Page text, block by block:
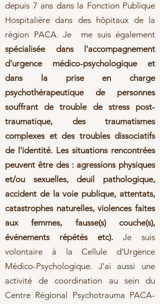
depuis 7 ans dans la Fonction Publique
Hospitalière dans des hôpitaux de la
région PACA. Je me suis également
spécialisée dans l'accompagnement
d'urgence médico-psychologique et
dans la prise en charge
psychothérapeutique de personnes
souffrant de trouble de stress post-
traumatique, des traumatismes
complexes et des troubles dissociatifs
de l'identité. Les situations rencontrées
peuvent être des : agressions physiques
et/ou sexuelles, deuil pathologique,
accident de la voie publique, attentats,
catastrophes naturelles, violences faites
aux femmes, fausse(s) couche(s),
événements répétés etc). Je suis
volontaire à la Cellule d'Urgence
Médico-Psychologique. J'ai aussi une
activité de coordination au sein du
Centre Régional Psychotrauma PACA-